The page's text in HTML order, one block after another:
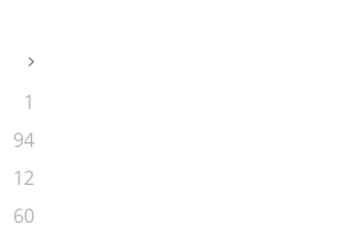
1
94
12
60